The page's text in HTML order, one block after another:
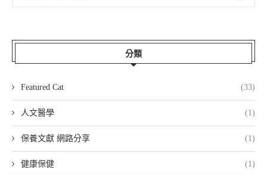
分類
Featured Cat (33)
人文醫學 (1)
保養文獻 網路分享 (1)
健康保健 (1)